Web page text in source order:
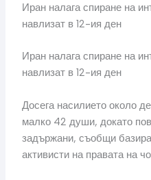
Иран налага спиране на
навлизат в 12-ия ден
Иран налага спиране на
навлизат в 12-ия ден
Досега насилието около
малко 42 души, докато
задържани, съобщи
активисти на правата на